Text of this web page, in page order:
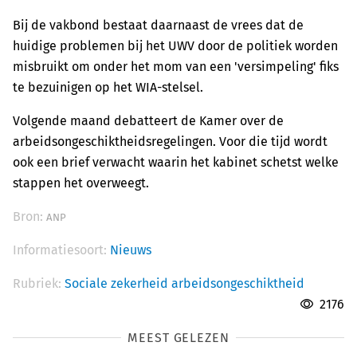
Bij de vakbond bestaat daarnaast de vrees dat de
huidige problemen bij het UWV door de politiek worden
misbruikt om onder het mom van een 'versimpeling' fiks
te bezuinigen op het WIA-stelsel.
Volgende maand debatteert de Kamer over de
arbeidsongeschiktheidsregelingen. Voor die tijd wordt
ook een brief verwacht waarin het kabinet schetst welke
stappen het overweegt.
Bron: ANP
Informatiesoort: Nieuws
Rubriek: Sociale zekerheid arbeidsongeschiktheid
2176
MEEST GELEZEN